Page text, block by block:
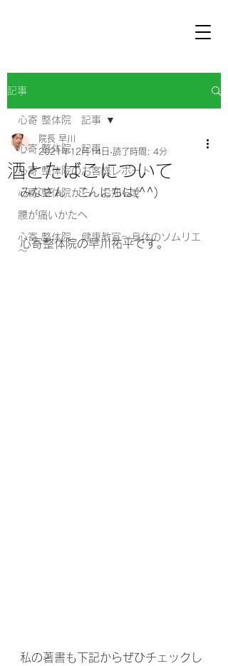
記事
心寄 整体院 記事
心寄 整体院のお客様レポート
心寄 整体院から お知らせ
腰が痛いかたへ
心寄 整体院 健康教室～身体のソムリエ
～
心寄 整体院 記事
酒とたばこについて
院長 早川
2021年12月14日 読了時間: 4分
みなさん　こんにちは(^^)
心寄整体院の早川祐平です。
私の著書も下記からぜひチェックし